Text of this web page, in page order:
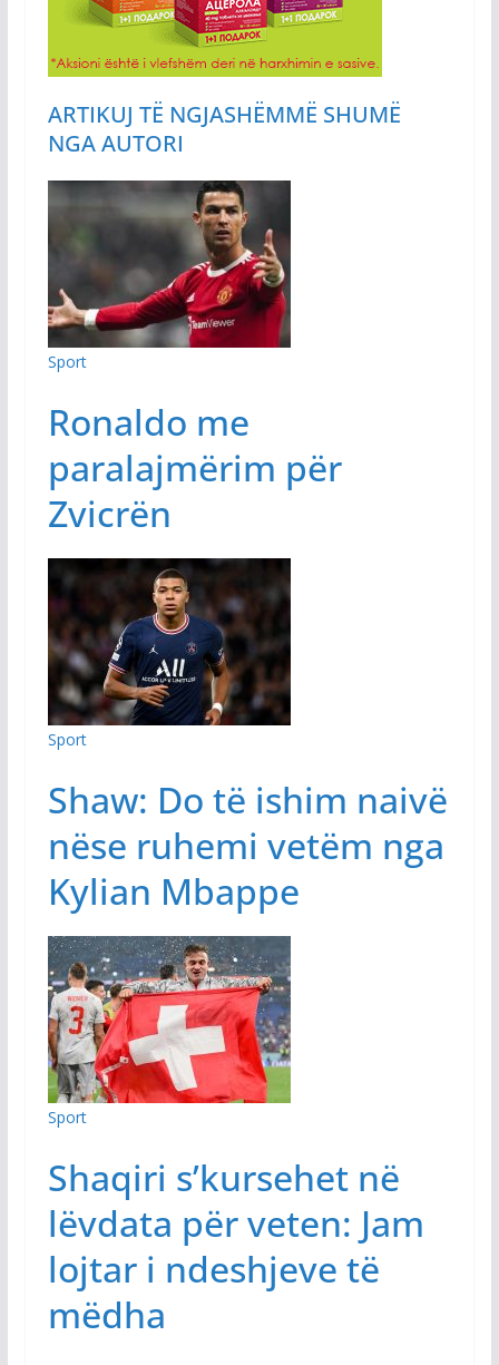
ARTIKUJ TË NGJASHËMMË SHUMË
NGA AUTORI
Sport
​Ronaldo me
paralajmërim për
Zvicrën
Sport
Shaw: Do të ishim naivë
nëse ruhemi vetëm nga
Kylian Mbappe
Sport
Shaqiri s’kursehet në
lëvdata për veten: Jam
lojtar i ndeshjeve të
mëdha